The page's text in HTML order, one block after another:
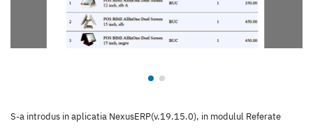
S-a introdus in aplicatia NexusERP(v.19.15.0), in modulul Referate